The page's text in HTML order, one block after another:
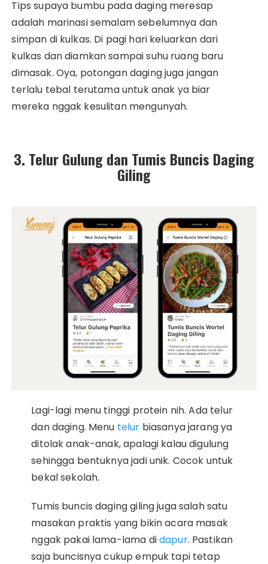
Tips supaya bumbu pada daging meresap
adalah marinasi semalam sebelumnya dan
simpan di kulkas. Di pagi hari keluarkan dari
kulkas dan diamkan sampai suhu ruang baru
dimasak. Oya, potongan daging juga jangan
terlalu tebal terutama untuk anak ya biar
mereka nggak kesulitan mengunyah.
3. Telur Gulung dan Tumis Buncis Daging
Giling
Lagi-lagi menu tinggi protein nih. Ada telur
dan daging. Menu telur biasanya jarang ya
ditolak anak-anak, apalagi kalau digulung
sehingga bentuknya jadi unik. Cocok untuk
bekal sekolah.
Tumis buncis daging giling juga salah satu
masakan praktis yang bikin acara masak
nggak pakai lama-lama didapur. Pastikan
saja buncisnya cukup empuk tapi tetap